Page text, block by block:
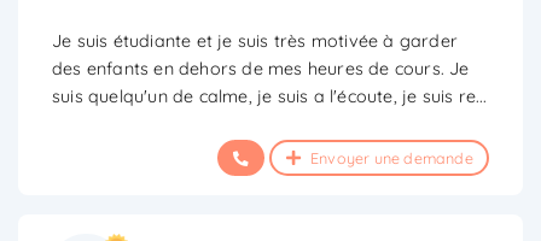
Je suis étudiante et je suis très motivée à garder
des enfants en dehors de mes heures de cours. Je
suis quelqu'un de calme, je suis a l'écoute, je suis re...
Envoyer une demande